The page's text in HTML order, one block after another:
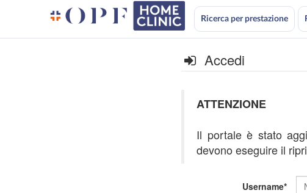
Ricerca per prestazione
Accedi
ATTENZIONE
Il portale è stato
devono eseguire il
Username